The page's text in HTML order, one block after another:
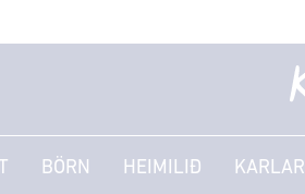
BÖRN HEIMILIÐ KARLAR